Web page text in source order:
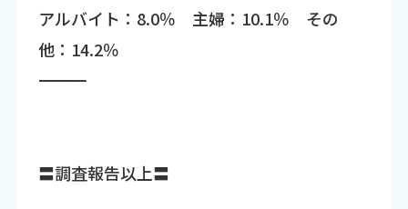
アルバイト：8.0％ 主婦：10.1％ その
他：14.2％
―――――――――――――――――――――――――――――――――――
〓調査報告以上〓